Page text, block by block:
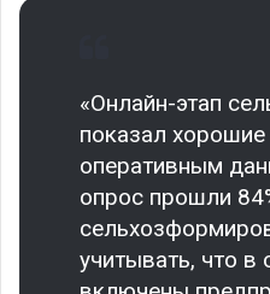
«Онлайн-этап
показал
оперативным
опрос прошли
учитывать, что в